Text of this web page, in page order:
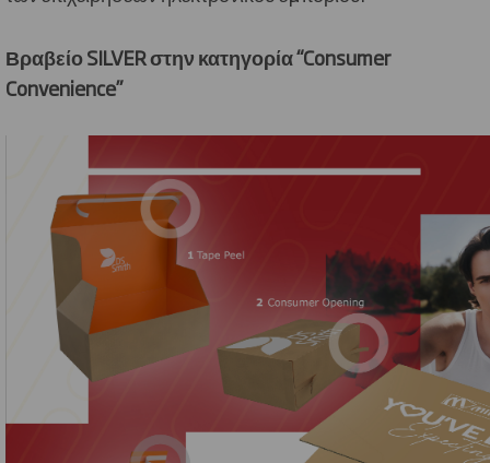
Βραβείο SILVER στην κατηγορία “Consumer
Convenience”